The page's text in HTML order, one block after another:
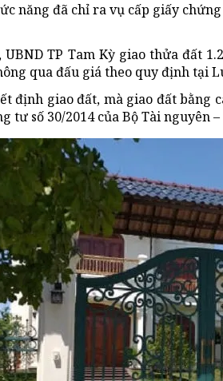
năng đã chỉ ra vụ cấp giấy
UBND TP Tam Kỳ giao thửa đất
qua đấu giá theo quy định tại
định giao đất, mà giao đất bằng
tư số 30/2014 của Bộ Tài nguyên